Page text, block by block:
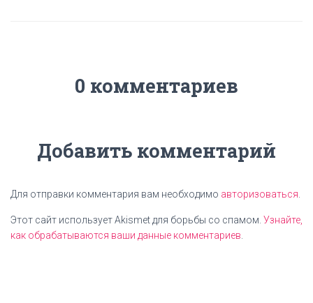
0 комментариев
Добавить комментарий
Для отправки комментария вам необходимо авторизоваться
Этот сайт использует Akismet для борьбы со спамом. Узнайте,
как обрабатываются ваши данные комментариев